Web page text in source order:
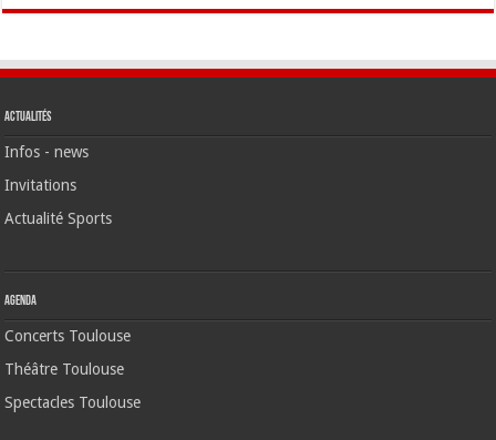
Actualités
Infos - news
Invitations
Actualité Sports
Agenda
Concerts Toulouse
Théâtre Toulouse
Spectacles Toulouse